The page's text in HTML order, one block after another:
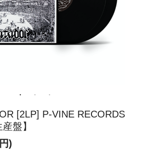
[2LP] P-VINE RECORDS
盤】
)